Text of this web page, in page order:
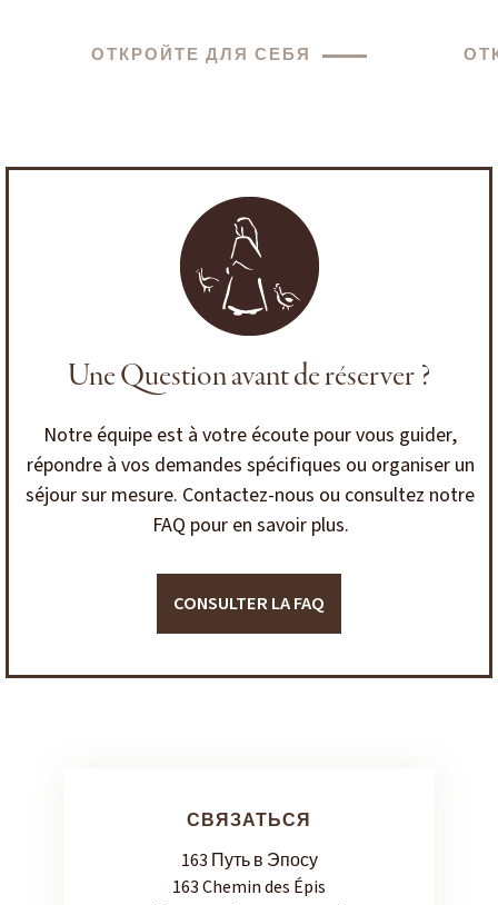
ОТКРОЙТЕ ДЛЯ СЕБЯ
Une Question avant de réserver ?
Notre équipe est à votre écoute pour vous guider,
répondre à vos demandes spécifiques ou organiser un
séjour sur mesure. Contactez-nous ou consultez notre
FAQ pour en savoir plus.
CONSULTER LA FAQ
СВЯЗАТЬСЯ
163 Путь в Эпосу
163 Chemin des Épis